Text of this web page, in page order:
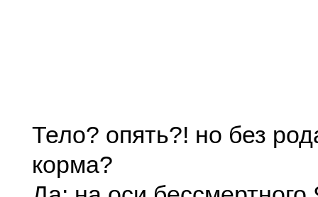
Тело? опять?! но без
корма?